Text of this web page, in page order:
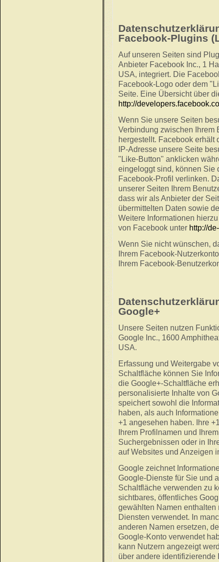
Facebook-Plugins
Auf unseren Seiten sind
Anbieter Facebook Inc., 1
USA, integriert. Die
Facebook-Logo oder dem
Seite. Eine Übersicht über
http://
Wenn Sie unsere Seiten
Verbindung zwischen Ihrem
hergestellt. Facebook erhält
IP-Adresse unsere Seite
"Like-Button" anklicken
eingeloggt sind, können Sie
Facebook-Profil verlinken.
unserer Seiten Ihrem
dass wir als Anbieter der
übermittelten Daten sowie
Weitere Informationen
von Facebook unter http://
Wenn Sie nicht wünschen,
Ihrem Facebook-
Ihrem Facebook-
Google+
Unsere Seiten nutzen
Google Inc., 1600
USA.
Erfassung und Weitergabe
Schaltfläche können Sie
die Google+-Schaltfläche
personalisierte Inhalte von
speichert sowohl die
haben, als auch
+1 angesehen haben. Ihre
Ihrem Profilnamen und
Suchergebnissen oder in
auf Websites und Anzeigen
Google zeichnet
Google-Dienste für Sie und
Schaltfläche verwenden zu
sichtbares, öffentliches
gewählten Namen
Diensten verwendet. In
anderen Namen ersetzen,
Google-Konto verwendet
kann Nutzern angezeigt
über andere identifizierende